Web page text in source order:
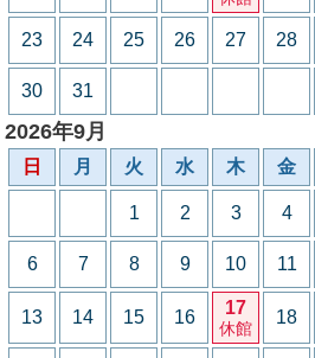
23 24 25 26 27 28
30 31
2026年9月
日 月 火 水 木 金
1 2 3 4
6 7 8 9 10 11
13 14 15 16 17
休館
18